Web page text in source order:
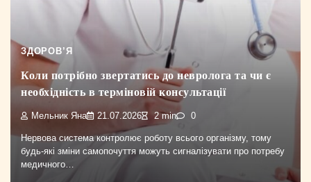
ЗДОРОВ’Я
Коли потрібно звертатись до невролога та чи є
необхідність в терміновій консультації
Мельник Яна 21.07.2026 2 min 0
Нервова система контролює роботу всього організму, тому
будь-які зміни самопочуття можуть сигналізувати про потребу
медичного…